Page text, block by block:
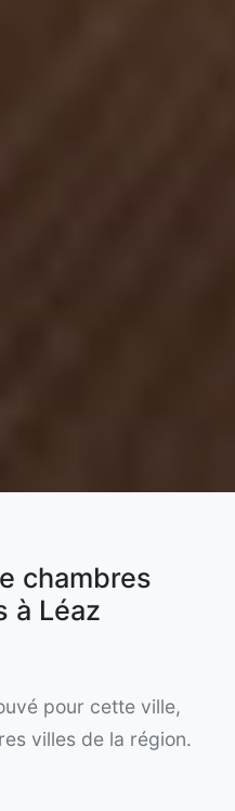
chambres
à Léaz
pour cette ville,
villes de la région.